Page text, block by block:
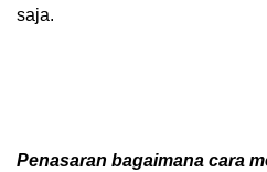
saja.
Penasaran bagaimana cara